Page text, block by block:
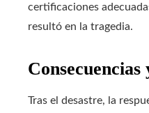
certificaciones
resultó en la tragedia.
Consecuencias
Tras el desastre, la